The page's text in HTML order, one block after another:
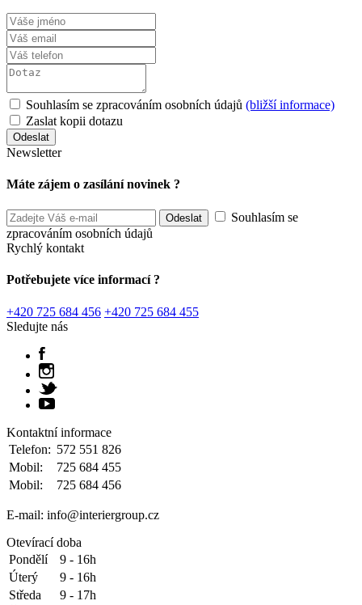
Souhlasím se zpracováním osobních údajů (bližší informace)
Zaslat kopii dotazu
Newsletter
Máte zájem o zasílání novinek ?
Souhlasím se
zpracováním osobních údajů
Rychlý kontakt
Potřebujete více informací ?
+420 725 684 456 +420 725 684 455
Sledujte nás
Kontaktní informace
Telefon: 572 551 826
Mobil:
725 684 455
Mobil:
725 684 456
E-mail: info@interiergroup.cz
Otevírací doba
Pondělí
9 - 16h
Úterý
9 - 16h
Středa
9 - 17h